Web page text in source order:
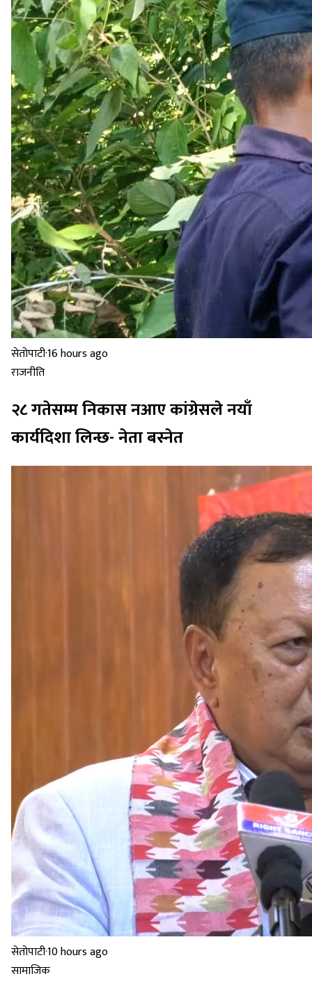
सेतोपाटी·16 hours ago
राजनीति
२८ गतेसम्म निकास नआए कांग्रेसले नयाँ
कार्यदिशा लिन्छ- नेता बस्नेत
सेतोपाटी·10 hours ago
सामाजिक